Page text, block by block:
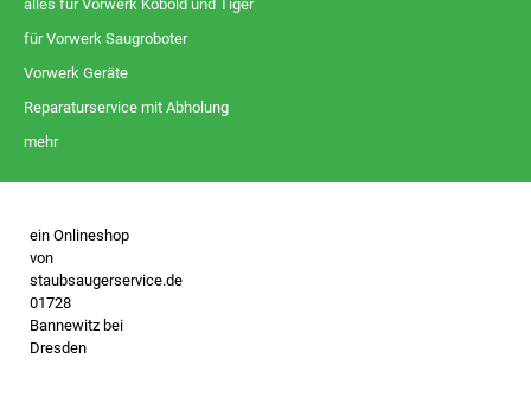
alles für Vorwerk Kobold und Tiger
für Vorwerk Saugroboter
Vorwerk Geräte
Reparaturservice mit Abholung
mehr
ein Onlineshop
von
staubsaugerservice.de
01728
Bannewitz bei
Dresden